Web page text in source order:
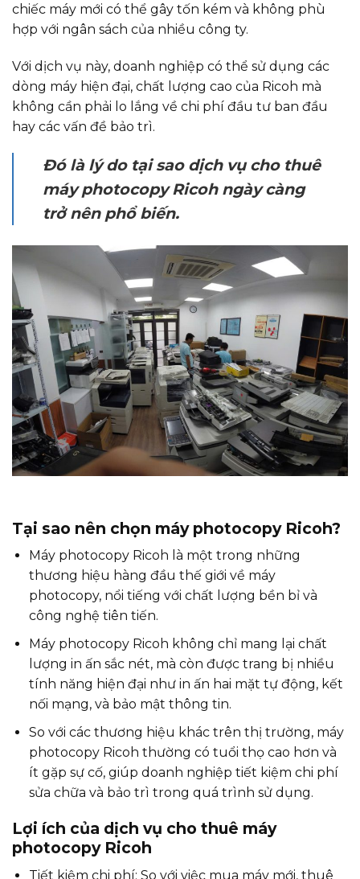
chiếc máy mới có thể gây tốn kém và không phù
hợp với ngân sách của nhiều công ty.
Với dịch vụ này, doanh nghiệp có thể sử dụng các
dòng máy hiện đại, chất lượng cao của Ricoh mà
không cần phải lo lắng về chi phí đầu tư ban đầu
hay các vấn đề bảo trì.
Đó là lý do tại sao dịch vụ cho thuê
máy photocopy Ricoh ngày càng
trở nên phổ biến.
Tại sao nên chọn máy photocopy Ricoh?
Máy photocopy Ricoh là một trong những
thương hiệu hàng đầu thế giới về máy
photocopy, nổi tiếng với chất lượng bền bỉ và
công nghệ tiên tiến.
Máy photocopy Ricoh không chỉ mang lại chất
lượng in ấn sắc nét, mà còn được trang bị nhiều
tính năng hiện đại như in ấn hai mặt tự động, kết
nối mạng, và bảo mật thông tin.
So với các thương hiệu khác trên thị trường, máy
photocopy Ricoh thường có tuổi thọ cao hơn và
ít gặp sự cố, giúp doanh nghiệp tiết kiệm chi phí
sửa chữa và bảo trì trong quá trình sử dụng.
Lợi ích của dịch vụ cho thuê máy
photocopy Ricoh
Tiết kiệm chi phí: So với việc mua máy mới, thuê